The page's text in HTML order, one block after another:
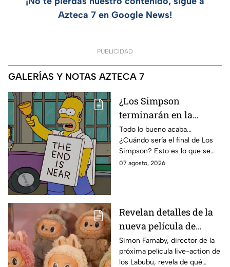
Azteca 7 en Google News!
PUBLICIDAD
GALERÍAS Y NOTAS AZTECA 7
¿Los Simpson
terminarán en la
temporada 40? Actriz
de Bart Simpson da
IMPACTANTE
declaración
Todo lo bueno acaba...
¿Cuándo sería el final de Los
Simpson? Esto es lo que se
sabe:
07 agosto, 2026
Revelan detalles de la
nueva película de
Labubu: de qué tratará
y cuándo se estrena
Simon Farnaby, director de la
próxima película live-action de
los Labubu, revela de qué